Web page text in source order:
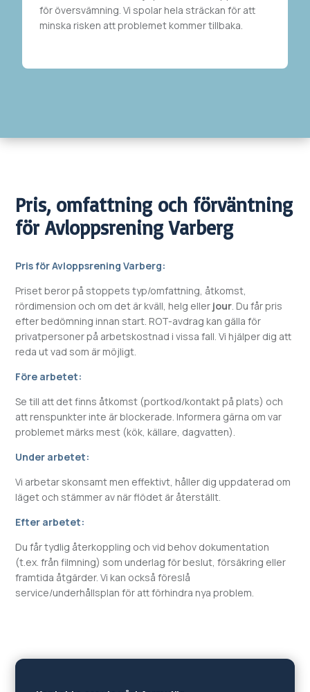
för översvämning. Vi spolar hela sträckan för att
minska risken att problemet kommer tillbaka.
Pris, omfattning och förväntning
förAvloppsreningVarberg
Pris förAvloppsreningVarberg:
Priset beror på stoppets typ/omfattning, åtkomst,
rördimension och om det är kväll, helg eller jour. Du får pris
efter bedömning innan start. ROT-avdrag kan gälla för
privatpersoner på arbetskostnad i vissa fall. Vi hjälper dig att
reda ut vad som är möjligt.
Före arbetet:
Se till att det finns åtkomst (portkod/kontakt på plats) och
att renspunkter inte är blockerade. Informera gärna om var
problemet märks mest (kök, källare, dagvatten).
Under arbetet:
Vi arbetar skonsamt men effektivt, håller dig uppdaterad om
läget och stämmer av när flödet är återställt.
Efter arbetet:
Du får tydlig återkoppling och vid behov dokumentation
(t.ex. från filmning) som underlag för beslut, försäkring eller
framtida åtgärder. Vi kan också föreslå
service/underhållsplan för att förhindra nya problem.